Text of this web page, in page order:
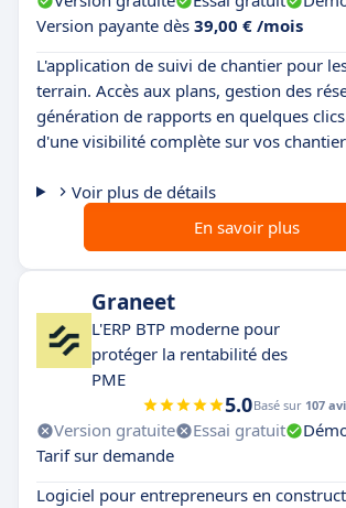
Version payante dès 39,00 € /mois
L'application de suivi de chantier pour
terrain. Accès aux plans, gestion des
génération de rapports en quelques
d'une visibilité complète sur vos
Voir plus de détails
En savoir plus
Graneet
L'ERP BTP moderne pour
protéger la rentabilité des
PME
5.0Basé sur 107
Version gratuite Essai gratuit
Tarif sur demande
Logiciel pour entrepreneurs en